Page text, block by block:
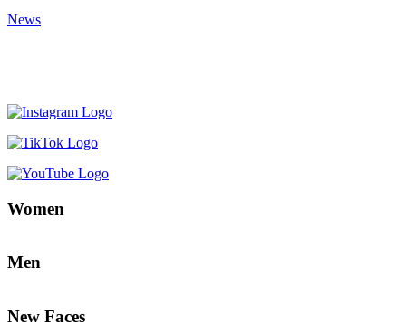
News
Women
Men
New Faces